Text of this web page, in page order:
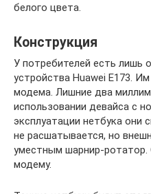
белого цвета.
Конструкция
У потребителей есть лишь
устройства Huawei E173.
модема. Лишние два
использовании девайса с
эксплуатации нетбука они
не расшатывается, но
уместным шарнир-ротатор.
модему.